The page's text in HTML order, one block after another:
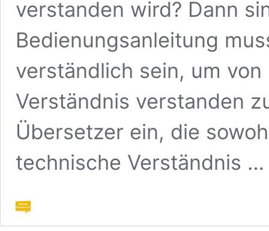
verstanden wird? Dann
Bedienungsanleitung
verständlich sein, um
Verständnis verstanden
Übersetzer ein, die
technische Verständnis